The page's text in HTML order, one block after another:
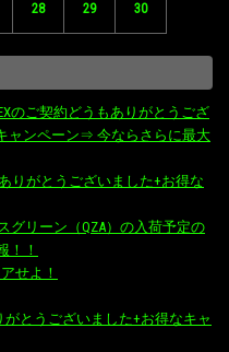
28 29 30
のご契約どうもありがとうござ
ャンペーン⇒ 今ならさらに最大
りがとうございました+お得な
グリーン（QZA）の入荷予定の
！！
せよ！
とうございました+お得なキャ